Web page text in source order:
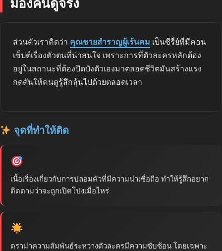
มองคนดูจริง
ส่วนตัวเราคิดว่า คุณชายสำราญผู้เร้นคม เป็นซีรี่ย์ที่มีคอน
เซ็ปต์เรื่องตัวตนที่น่าสนใจ เพราะการที่ตัวละครหลักต้อง
อยู่ในสถานะที่ต้องปิดบังตัวเองมาตลอดชีวิตมันสร้างแรง
กดดันให้คนดูรู้สึกลุ้นไปด้วยตลอดเวลา
จุดที่ทำให้ติด
เนื้อเรื่องเกี่ยวกับการปลอมตัวที่มีความน่าเชื่อถือ ทำให้รู้สึกอยาก
ติดตามว่าจะถูกเปิดโปงเมื่อไหร่
ดราม่าความสัมพันธ์ระหว่างตัวละครมีความซับซ้อน โดยเฉพาะ